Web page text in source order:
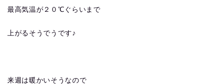
最高気温が２０℃ぐらいまで
上がるそうでうです♪
来週は暖かいそうなので